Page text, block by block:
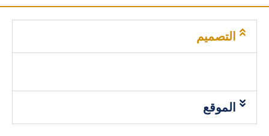
التصميم
الموقع